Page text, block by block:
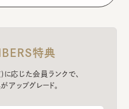
特典
応じた会員ランクで、
アップグレード。